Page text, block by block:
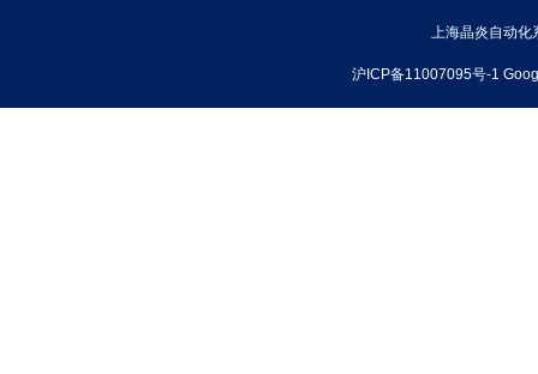
上海晶炎自动化
沪ICP备11007095号-1